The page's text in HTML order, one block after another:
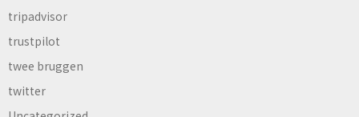
tripadvisor
trustpilot
twee bruggen
twitter